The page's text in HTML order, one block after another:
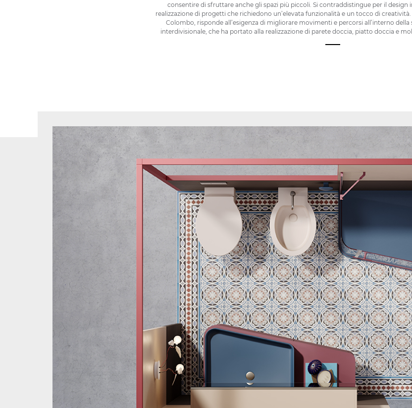
consentire di sfruttare anche gli spazi più piccoli. Si contraddistingue per il design
realizzazione di progetti che richiedono un’elevata funzionalità e un tocco di
Colombo, risponde all’esigenza di migliorare movimenti e percorsi all’interno
interdivisionale, che ha portato alla realizzazione di parete doccia, piatto doccia e